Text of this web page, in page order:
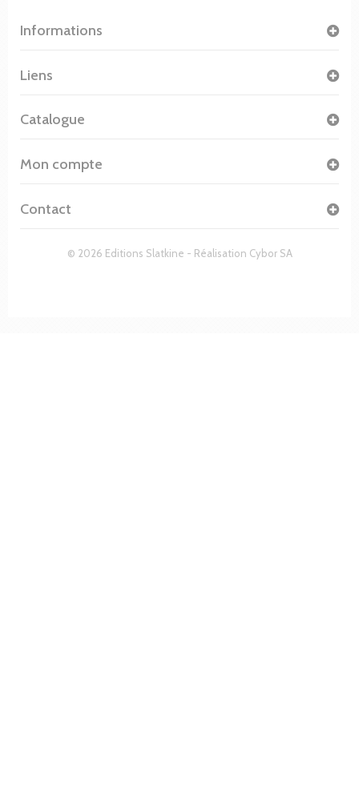
Informations
© 2026 Editions Slatkine - Réalisation Cybor SA
Liens
Catalogue
Mon compte
Contact